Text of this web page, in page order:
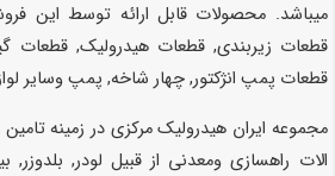
میباشد. محصولات قابل ارائه توسط این
قطعات زیربندی, قطعات هیدرولیک, قطعات
قطعات پمپ انژکتور, چهار شاخه, پمپ وسایر
مجموعه ایران هیدرولیک مرکزی در زمینه
الات راهسازی ومعدنی از قبیل لودر,